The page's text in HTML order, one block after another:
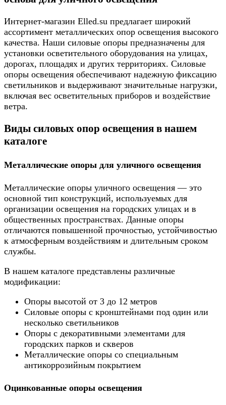
Интернет-магазин Elled.su предлагает широкий
ассортимент металлических опор освещения высокого
качества. Наши силовые опоры предназначены для
установки осветительного оборудования на улицах,
дорогах, площадях и других территориях. Силовые
опоры освещения обеспечивают надежную фиксацию
светильников и выдерживают значительные нагрузки,
включая вес осветительных приборов и воздействие
ветра.
Виды силовых опор освещения в нашем
каталоге
Металлические опоры для уличного освещения
Металлические опоры уличного освещения — это
основной тип конструкций, используемых для
организации освещения на городских улицах и в
общественных пространствах. Данные опоры
отличаются повышенной прочностью, устойчивостью
к атмосферным воздействиям и длительным сроком
службы.
В нашем каталоге представлены различные
модификации:
Опоры высотой от 3 до 12 метров
Силовые опоры с кронштейнами под один или
несколько светильников
Опоры с декоративными элементами для
городских парков и скверов
Металлические опоры со специальным
антикоррозийным покрытием
Оцинкованные опоры освещения